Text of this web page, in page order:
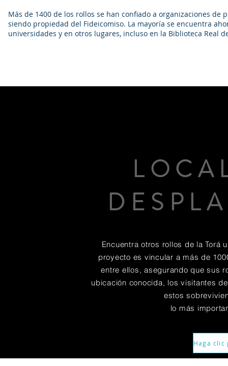
Más de 1400 de los rollos se han confiado a organizaciones de
siendo propiedad del Fideicomiso. La mayoría se encuentra
universidades y en otros lugares, incluso en la Biblioteca Real
Encuentra otros rollos de la Torá
proyecto es vincular a más de
entre ellos, asegurando que sus
ubicación conocida, los visitantes
estos
lo más